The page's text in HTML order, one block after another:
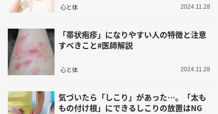
心と体 2024.11.28
「帯状疱疹」になりやすい人の特徴と注意
すべきこと#医師解説
心と体 2024.11.28
気づいたら「しこり」があった…。「太も
もの付け根」にできるしこりの放置はNG